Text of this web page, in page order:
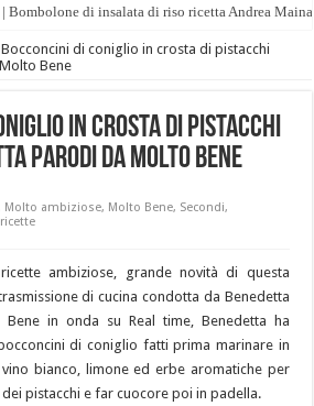
| Bombolone di insalata di riso ricetta Andrea
Bocconcini di coniglio in crosta di pistacchi
Bene
in crosta di pistacchi
Parodi da Molto Bene
Molto ambiziose, Molto Bene, Secondi,
ambiziose, grande novità di questa
di cucina condotta da Benedetta
in onda su Real time, Benedetta ha
di coniglio fatti prima marinare in
bianco, limone ed erbe aromatiche per
pistacchi e far cuocore poi in padella.